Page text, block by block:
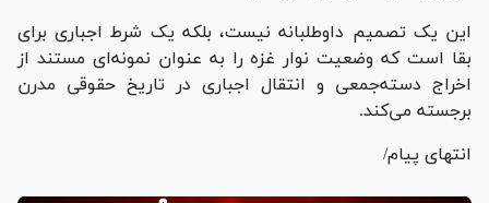
این یک تصمیم داوطلبانه نیست، بلکه یک شرط اجباری برای
بقا است که وضعیت نوار غزه را به عنوان نمونه‌ای مستند از
اخراج دسته‌جمعی و انتقال اجباری در تاریخ حقوقی مدرن
برجسته می‌کند.
انتهای پیام/